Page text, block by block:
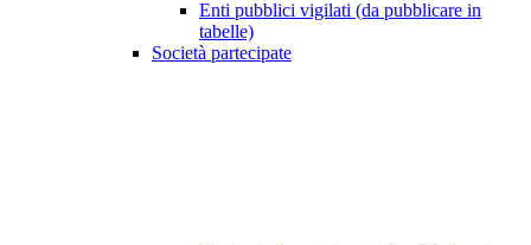
Enti pubblici vigilati (da pubblicare in
tabelle)
Società partecipate